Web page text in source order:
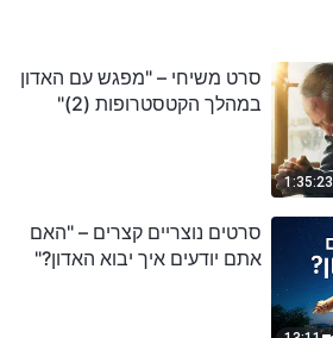
1:35:23
סרט משיחי – "מפגש עם האדון
במהלך הקטסטרופות (2)"
סרטים נוצריים קצרים – "האם
אתם יודעים איך יבוא האדון?"